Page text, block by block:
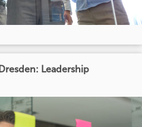
Leadership